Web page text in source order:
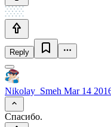
Reply
Nikolay_Smeh Mar 14
Спасибо.